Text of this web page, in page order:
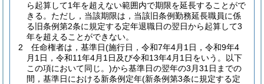
ら起算して1年を超えない範囲内で期限を延長することがで
きる。 ただし，当該期限は，当該旧条例勤務延長職員に係
る旧条例第2条に規定する定年退職日の翌日から起算して3
年を超えることができない。
2
任命権者は，基準日(施行日，令和7年4月1日，令和9年4
月1日，令和11年4月1日及び令和13年4月1日をいう。以下
この項において同じ。)から基準日の翌年の3月31日までの
間，基準日における新条例定年(新条例第3条に規定する定